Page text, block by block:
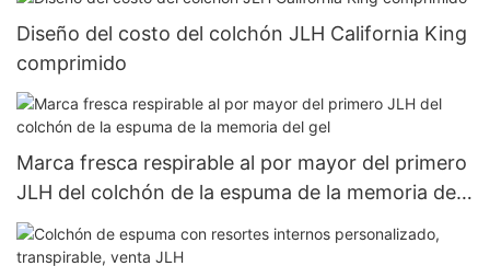
Diseño del costo del colchón JLH California King
comprimido
Marca fresca respirable al por mayor del primero
JLH del colchón de la espuma de la memoria del
gel